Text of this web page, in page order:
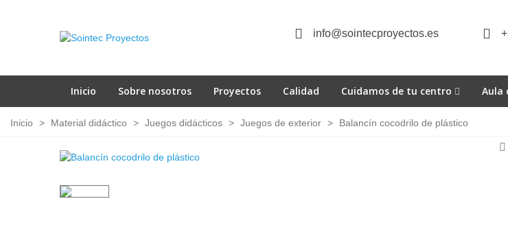
info@sointecproyectos.es
Inicio Sobre nosotros Proyectos Calidad Cuidamos de tu centro Aula
Inicio > Material didáctico > Juegos didácticos > Juegos de exterior > Balancín cocodrilo de plástico